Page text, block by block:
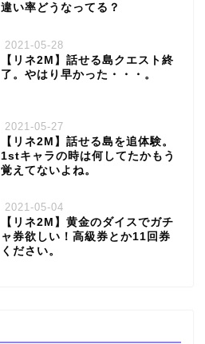
違い率どうなってる？
2021-05-28
【リネ2M】話せる島クエスト終
了。やはり早かった・・・。
2021-05-27
【リネ2M】話せる島を追体験。
1stキャラの時は何してたかもう
覚えてないよね。
2021-05-04
【リネ2M】黄金のダイスでガチ
ャ券欲しい！高級券とか11回券
ください。